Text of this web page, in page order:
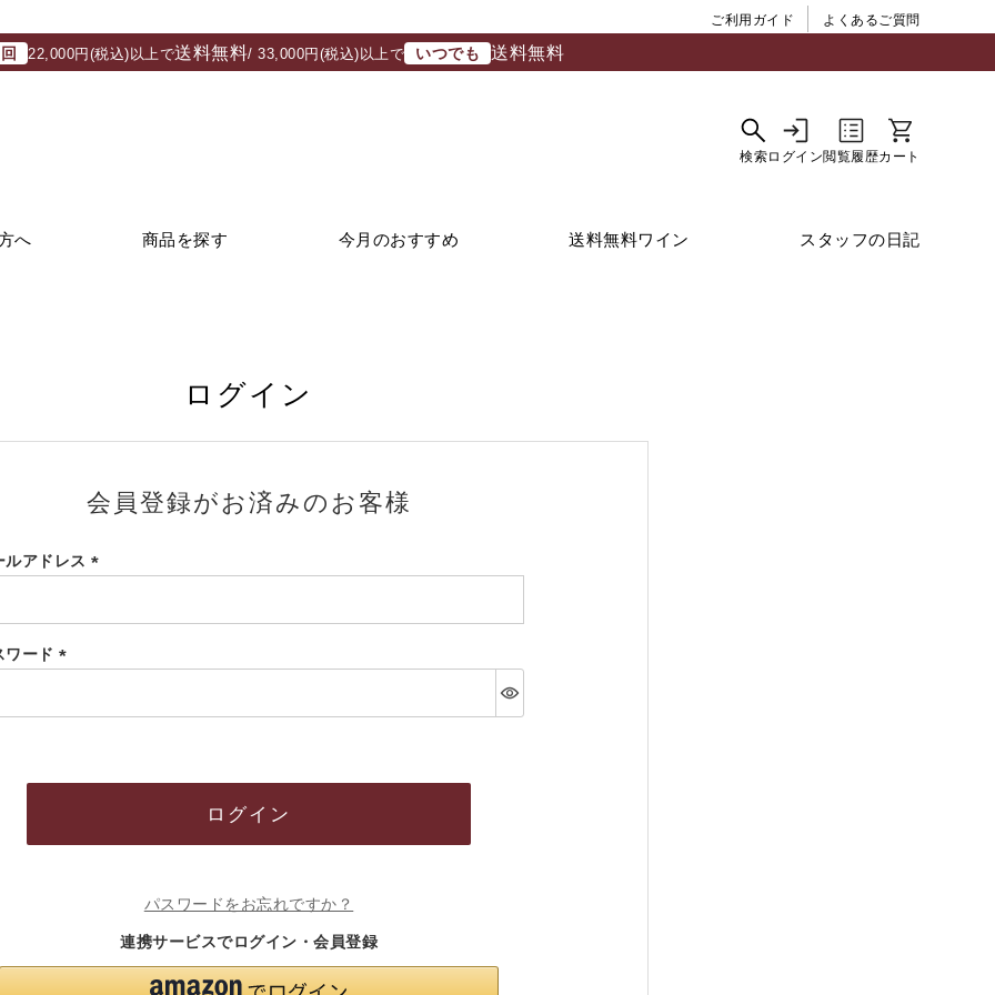
ご利用ガイド よくあるご質問
22,000円(税込)以上で送料無料/ 33,000円(税込)以上で いつでも 送料無料
へ 商品を探す 今月のおすすめ 送料無料ワイン スタッフの日記
ログイン
会員登録がお済みのお客様
ルアドレス
須)
ワード
須)
ログイン
パスワードをお忘れですか？
連携サービスでログイン・会員登録